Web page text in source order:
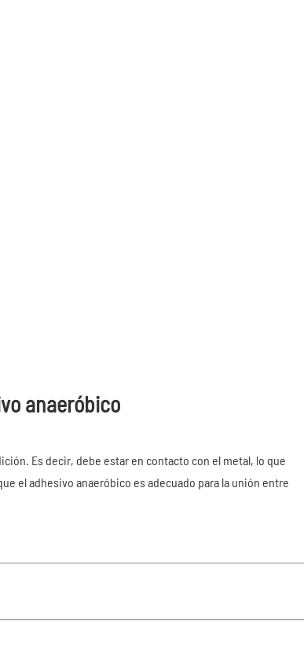
anaeróbico
Es decir, debe estar en contacto con el metal, lo que
el adhesivo anaeróbico es adecuado para la unión entre